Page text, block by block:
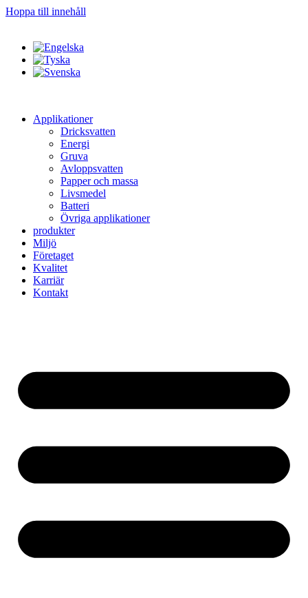
Hoppa till innehåll
Applikationer
Dricksvatten
Energi
Gruva
Avloppsvatten
Papper och massa
Livsmedel
Batteri
Övriga applikationer
produkter
Miljö
Företaget
Kvalitet
Karriär
Kontakt